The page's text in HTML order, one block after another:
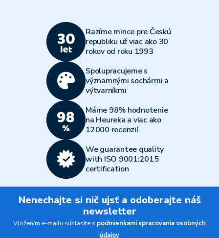
Razíme mince pre Českú
republiku už viac ako 30
rokov od roku 1993
Spolupracujeme s
významnými sochármi a
výtvarníkmi
Máme 98% hodnotenie
na Heureka a viac ako
12000 recenzií
We guarantee quality
with ISO 9001:2015
certification
Nenechajte si nič ujsť a odoberajte náš
newsletter
Vložením e-mailu súhlasíte s podmienkami spracovania osobných
údajov